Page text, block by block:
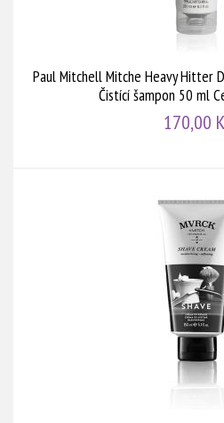
Paul Mitchell Mitche Heavy Hitter
Čistící šampon 50 ml
170,00